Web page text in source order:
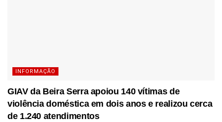
INFORMAÇÃO
GIAV da Beira Serra apoiou 140 vítimas de
violência doméstica em dois anos e realizou cerca
de 1.240 atendimentos